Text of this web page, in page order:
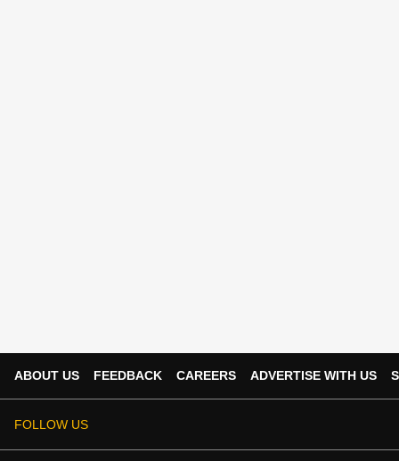
ABOUT US FEEDBACK CAREERS ADVERTISE WITH US
FOLLOW US